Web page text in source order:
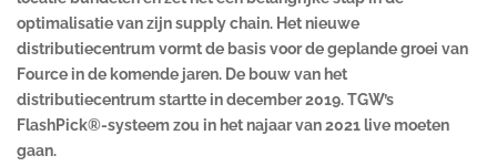
optimalisatie van zijn supply chain. Het nieuwe
distributiecentrum vormt de basis voor de geplande groei van
Fource in de komende jaren. De bouw van het
distributiecentrum startte in december 2019. TGW’s
FlashPick®-systeem zou in het najaar van 2021 live moeten
gaan.